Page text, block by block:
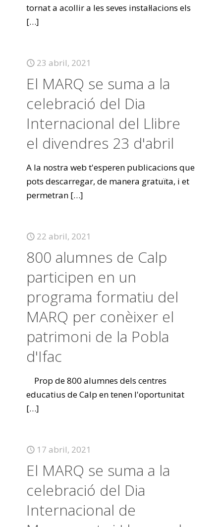
tornat a acollir a les seves instal·lacions els
[…]
23 abril, 2021
El MARQ se suma a la
celebració del Dia
Internacional del Llibre
el divendres 23 d'abril
A la nostra web t'esperen publicacions que
pots descarregar, de manera gratuïta, i et
permetran […]
22 abril, 2021
800 alumnes de Calp
participen en un
programa formatiu del
MARQ per conèixer el
patrimoni de la Pobla
d'Ifac
Prop de 800 alumnes dels centres
educatius de Calp en tenen l'oportunitat
[…]
17 abril, 2021
El MARQ se suma a la
celebració del Dia
Internacional de